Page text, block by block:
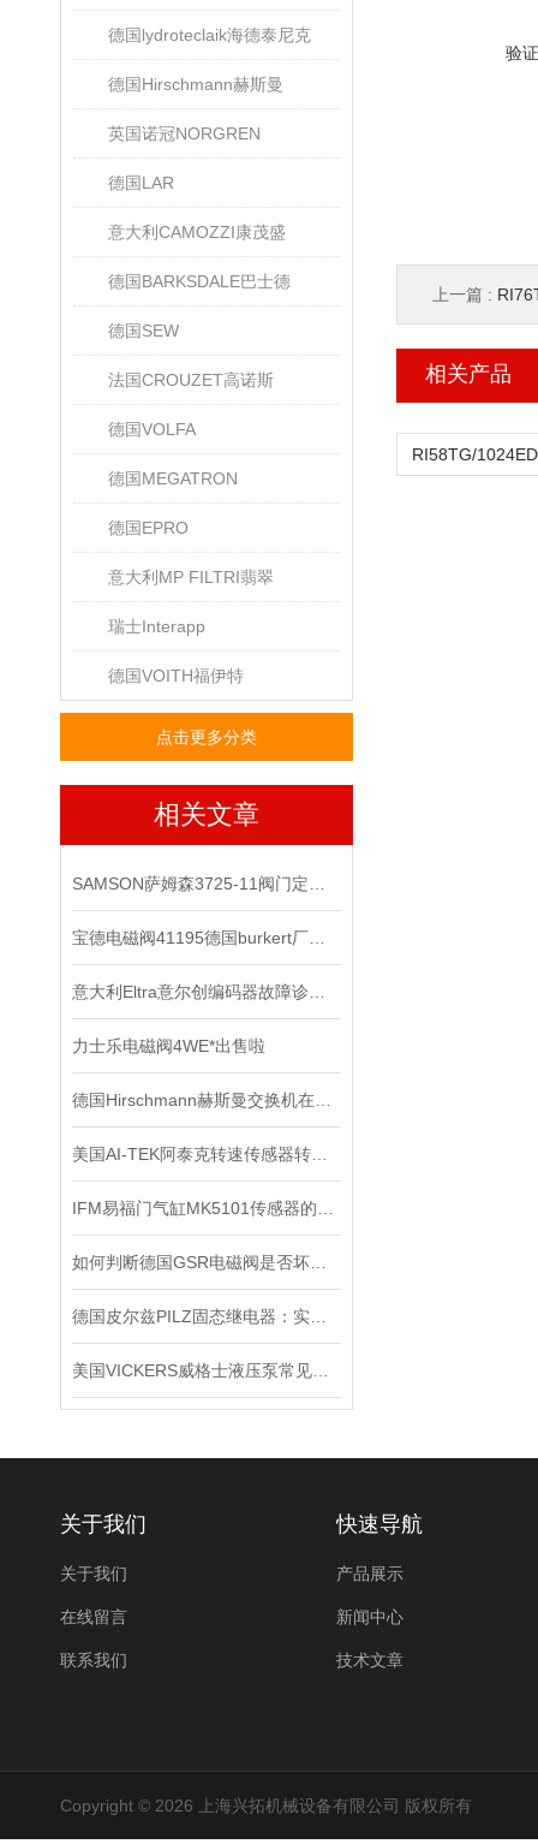
德国lydroteclaik海德泰尼克
德国Hirschmann赫斯曼
英国诺冠NORGREN
德国LAR
意大利CAMOZZI康茂盛
德国BARKSDALE巴士德
德国SEW
法国CROUZET高诺斯
德国VOLFA
德国MEGATRON
德国EPRO
意大利MP FILTRI翡翠
瑞士Interapp
德国VOITH福伊特
点击更多分类
相关文章
力士乐电磁阀4WE*出售啦
验
上一篇 :
相关产品
关于我们
关于我们
在线留言
联系我们
快速导航
产品展示
新闻中心
技术文章
Copyright © 2026 上海兴拓机械设备有限公司 版权所有